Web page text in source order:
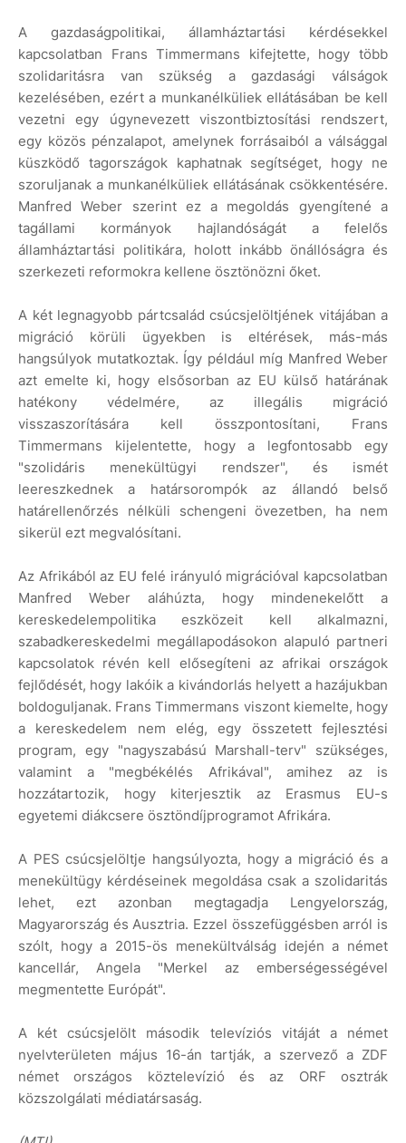
A gazdaságpolitikai, államháztartási kérdésekkel
kapcsolatban Frans Timmermans kifejtette, hogy több
szolidaritásra van szükség a gazdasági válságok
kezelésében, ezért a munkanélküliek ellátásában be kell
vezetni egy úgynevezett viszontbiztosítási rendszert,
egy közös pénzalapot, amelynek forrásaiból a válsággal
küszködő tagországok kaphatnak segítséget, hogy ne
szoruljanak a munkanélküliek ellátásának csökkentésére.
Manfred Weber szerint ez a megoldás gyengítené a
tagállami kormányok hajlandóságát a felelős
államháztartási politikára, holott inkább önállóságra és
szerkezeti reformokra kellene ösztönözni őket.
A két legnagyobb pártcsalád csúcsjelöltjének vitájában a
migráció körüli ügyekben is eltérések, más-más
hangsúlyok mutatkoztak. Így például míg Manfred Weber
azt emelte ki, hogy elsősorban az EU külső határának
hatékony védelmére, az illegális migráció
visszaszorítására kell összpontosítani, Frans
Timmermans kijelentette, hogy a legfontosabb egy
"szolidáris menekültügyi rendszer", és ismét
leereszkednek a határsorompók az állandó belső
határellenőrzés nélküli schengeni övezetben, ha nem
sikerül ezt megvalósítani.
Az Afrikából az EU felé irányuló migrációval kapcsolatban
Manfred Weber aláhúzta, hogy mindenekelőtt a
kereskedelempolitika eszközeit kell alkalmazni,
szabadkereskedelmi megállapodásokon alapuló partneri
kapcsolatok révén kell elősegíteni az afrikai országok
fejlődését, hogy lakóik a kivándorlás helyett a hazájukban
boldoguljanak. Frans Timmermans viszont kiemelte, hogy
a kereskedelem nem elég, egy összetett fejlesztési
program, egy "nagyszabású Marshall-terv" szükséges,
valamint a "megbékélés Afrikával", amihez az is
hozzátartozik, hogy kiterjesztik az Erasmus EU-s
egyetemi diákcsere ösztöndíjprogramot Afrikára.
A PES csúcsjelöltje hangsúlyozta, hogy a migráció és a
menekültügy kérdéseinek megoldása csak a szolidaritás
lehet, ezt azonban megtagadja Lengyelország,
Magyarország és Ausztria. Ezzel összefüggésben arról is
szólt, hogy a 2015-ös menekültválság idején a német
kancellár, Angela "Merkel az emberségességével
megmentette Európát".
A két csúcsjelölt második televíziós vitáját a német
nyelvterületen május 16-án tartják, a szervező a ZDF
német országos köztelevízió és az ORF osztrák
közszolgálati médiatársaság.